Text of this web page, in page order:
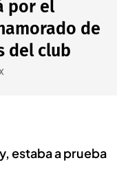
por el
de
del club
estaba a prueba